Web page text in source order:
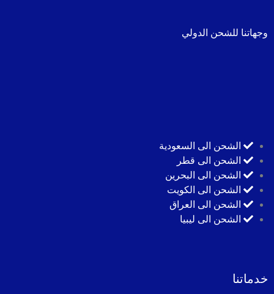
وجهاتنا للشحن الدولي
الشحن الى السعودية
الشحن الى قطر
الشحن الى البحرين
الشحن الى الكويت
الشحن الى العراق
الشحن الى ليبيا
خدماتنا